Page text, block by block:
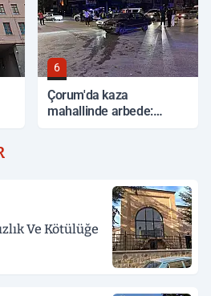
6
Çorum'da kaza
mahallinde arbede:
Ve Kötülüğe